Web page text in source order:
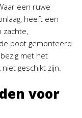
een ruwe
heeft een
zachte,
poot gemonteerd
met het
geschikt zijn.
voor